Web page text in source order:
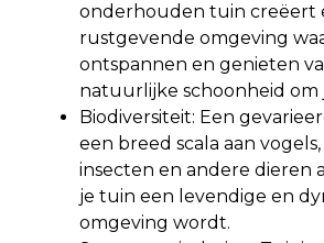
onderhouden tuin creëert
rustgevende omgeving
ontspannen en genieten
natuurlijke schoonheid om
Biodiversiteit: Een
een breed scala aan
insecten en andere dieren
je tuin een levendige en
omgeving wordt.